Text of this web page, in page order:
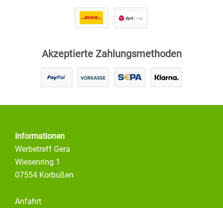
Akzeptierte Zahlungsmethoden
Informationen
Werbetreff Gera
Wiesenring 1
07554 Korbußen
Anfahrt